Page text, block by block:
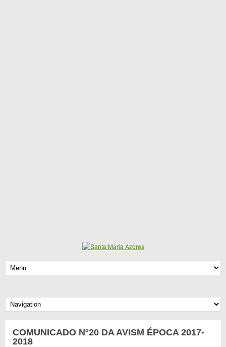
COMUNICADO Nº20 DA AVISM ÉPOCA 2017-
2018